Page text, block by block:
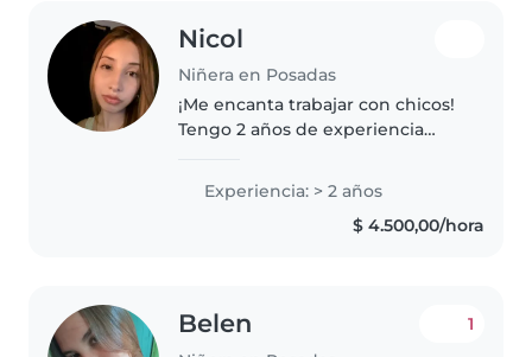
Nicol
Niñera en Posadas
¡Me encanta trabajar con chicos!
Tengo 2 años de experiencia
infantes hasta adolescentes. Soy
responsable, creativo me gusta
dibujar, hacer música y
Experiencia: > 2 años
$ 4.500,00/hora
Belen 1